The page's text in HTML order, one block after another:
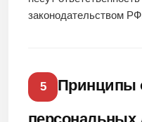
законодательством
5
Принципы